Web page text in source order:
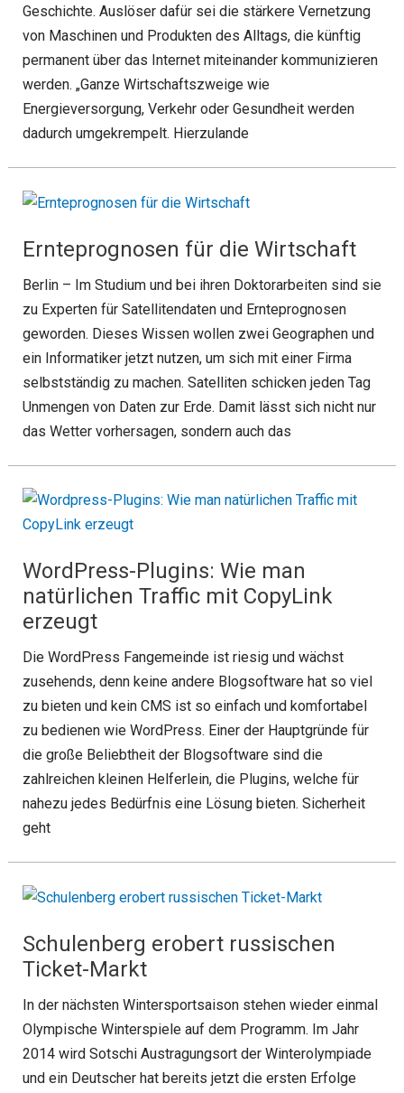
Geschichte. Auslöser dafür sei die stärkere Vernetzung
von Maschinen und Produkten des Alltags, die künftig
permanent über das Internet miteinander kommunizieren
werden. „Ganze Wirtschaftszweige wie
Energieversorgung, Verkehr oder Gesundheit werden
dadurch umgekrempelt. Hierzulande
Ernteprognosen für die Wirtschaft
Berlin – Im Studium und bei ihren Doktorarbeiten sind sie
zu Experten für Satellitendaten und Ernteprognosen
geworden. Dieses Wissen wollen zwei Geographen und
ein Informatiker jetzt nutzen, um sich mit einer Firma
selbstständig zu machen. Satelliten schicken jeden Tag
Unmengen von Daten zur Erde. Damit lässt sich nicht nur
das Wetter vorhersagen, sondern auch das
WordPress-Plugins: Wie man
natürlichen Traffic mit CopyLink
erzeugt
Die WordPress Fangemeinde ist riesig und wächst
zusehends, denn keine andere Blogsoftware hat so viel
zu bieten und kein CMS ist so einfach und komfortabel
zu bedienen wie WordPress. Einer der Hauptgründe für
die große Beliebtheit der Blogsoftware sind die
zahlreichen kleinen Helferlein, die Plugins, welche für
nahezu jedes Bedürfnis eine Lösung bieten. Sicherheit
geht
Schulenberg erobert russischen
Ticket-Markt
In der nächsten Wintersportsaison stehen wieder einmal
Olympische Winterspiele auf dem Programm. Im Jahr
2014 wird Sotschi Austragungsort der Winterolympiade
und ein Deutscher hat bereits jetzt die ersten Erfolge